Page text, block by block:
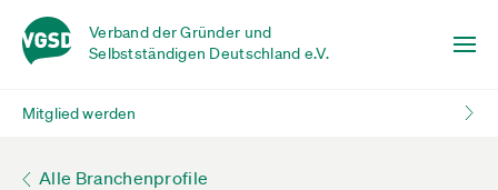
Verband der Gründer und
Selbstständigen Deutschland e.V.
Mitglied werden
Alle Branchenprofile